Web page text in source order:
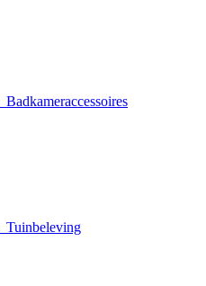
Badkameraccessoires
Tuinbeleving